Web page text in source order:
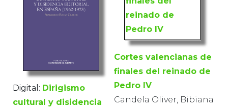
Digital: Dirigismo
cultural y disidencia
Cortes valencianas de
finales del reinado de
Pedro IV
Candela Oliver, Bibiana